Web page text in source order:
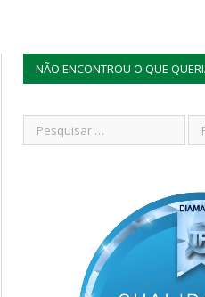
NÃO ENCONTROU O QUE